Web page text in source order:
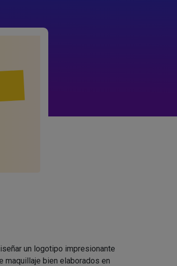
un logotipo impresionante
maquillaje bien elaborados en